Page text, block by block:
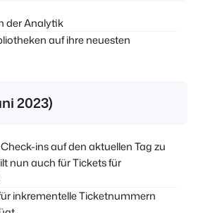
der Analytik
auf ihre neuesten
2023)
ins auf den aktuellen Tag zu
nun auch für Tickets für
inkrementelle Ticketnummern